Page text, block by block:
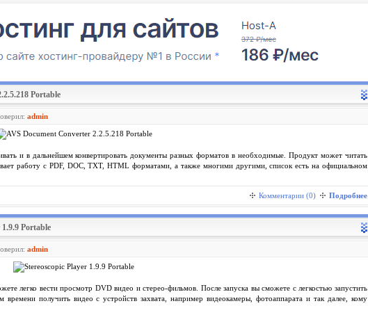
Portable
admin
и в дальнейшем конвертировать документы разных форматов в необходимые. Продукт может читать
работу с PDF, DOC, TXT, HTML форматами, а также многими другими, список есть на официальном
Комментарии (0) Подробнее
1.9.9 Portable
admin
легко вести просмотр DVD видео и стерео-фильмов. После запуска вы сможете с легкостью запустить
получить видео с устройств захвата, например видеокамеры, фотоаппарата и так далее, кому